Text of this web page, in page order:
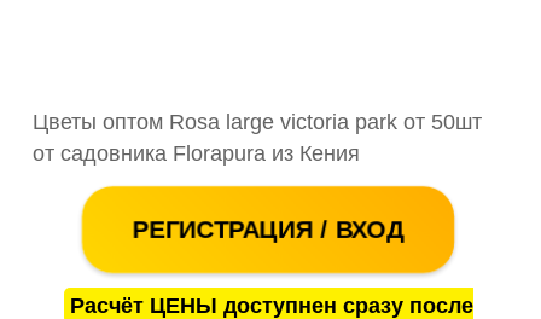
Цветы оптом Rosa large victoria park от 50шт
от садовника Florapura из Кения
РЕГИСТРАЦИЯ / ВХОД
Расчёт ЦЕНЫ доступнен сразу после